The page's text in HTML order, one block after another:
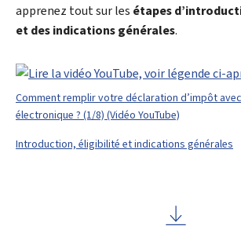
apprenez tout sur les étapes
et des indications générales.
Comment remplir votre déclaration d’impôt
électronique ? (1/8) (Vidéo YouTube)
Introduction, éligibilité et indications générales